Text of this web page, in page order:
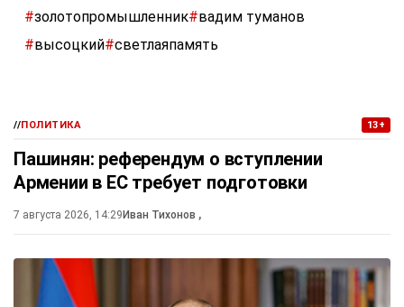
#золотопромышленник#вадим туманов
#высоцкий#светлаяпамять
//ПОЛИТИКА 13+
Пашинян: референдум о вступлении
Армении в ЕС требует подготовки
7 августа 2026, 14:29 Иван Тихонов ,